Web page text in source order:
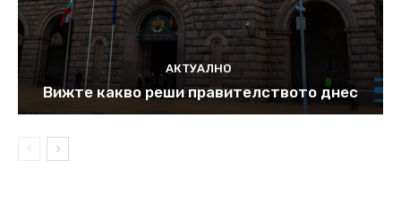
АКТУАЛНО
Вижте какво реши правителството днес